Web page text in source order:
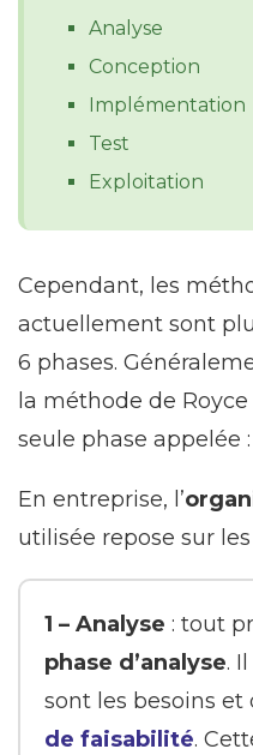
Analyse
Conception
Implémentation
Test
Exploitation
Cependant, les
actuellement sont
6 phases.
la méthode de
seule phase appelée :
En entreprise, l’
utilisée repose sur les
1 – Analyse : tout
phase d’analyse.
sont les besoins et
de faisabilité.